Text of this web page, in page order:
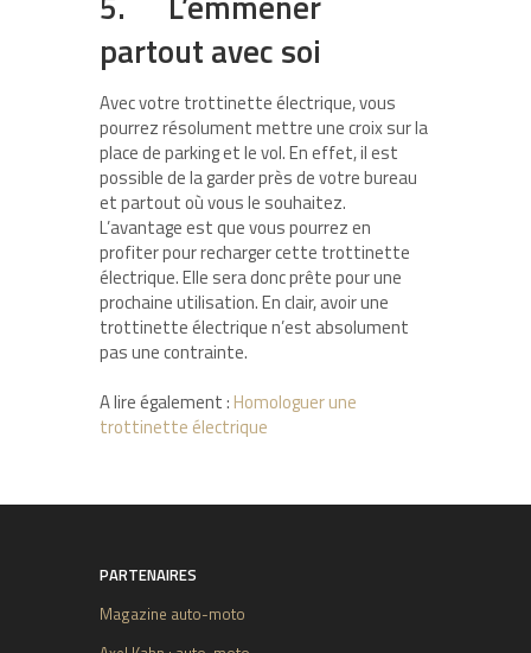
partout avec soi
Avec votre trottinette électrique, vous
pourrez résolument mettre une croix sur la
place de parking et le vol. En effet, il est
possible de la garder près de votre bureau
et partout où vous le souhaitez.
L’avantage est que vous pourrez en
profiter pour recharger cette trottinette
électrique. Elle sera donc prête pour une
prochaine utilisation. En clair, avoir une
trottinette électrique n’est absolument
pas une contrainte.
A lire également : Homologuer une
trottinette électrique
PARTENAIRES
Magazine auto-moto